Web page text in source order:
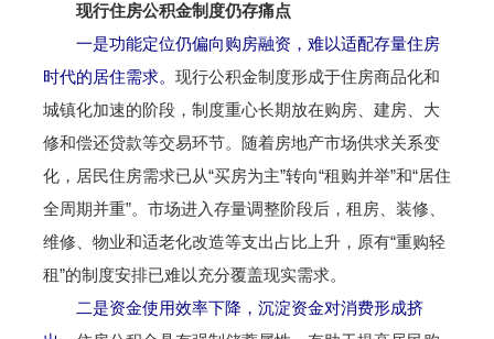
现行住房公积金制度仍存痛点
一是功能定位仍偏向购房融资，难以适配存量住房
时代的居住需求。 现行公积金制度形成于住房商品化和
城镇化加速的阶段，制度重心长期放在购房、建房、大
修和偿还贷款等交易环节。随着房地产市场供求关系变
化，居民住房需求已从“买房为主”转向“租购并举”和“居住
全周期并重”。市场进入存量调整阶段后，租房、装修、
维修、物业和适老化改造等支出占比上升，原有“重购轻
租”的制度安排已难以充分覆盖现实需求。
二是资金使用效率下降，沉淀资金对消费形成挤